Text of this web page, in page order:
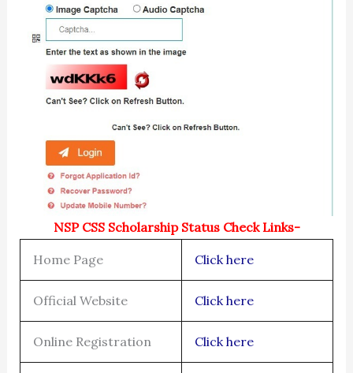
NSP CSS Scholarship Status Check Links-
Home Page Click here
Official Website Click here
Online Registration Click here